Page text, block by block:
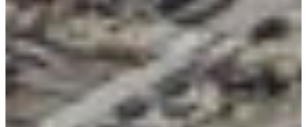
Belgium
Bosnia and Herzegovina
Bulgaria
Croatia